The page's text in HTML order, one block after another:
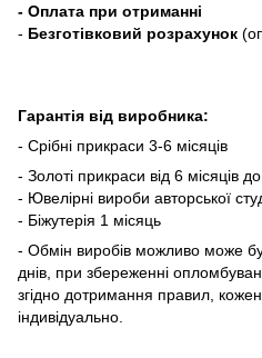
- Оплата при отриманні
- Безготівковий розрахунок
Гарантія від виробника:
- Срібні прикраси 3-6 місяців
- Золоті прикраси від 6 місяців до
- Ювелірні вироби авторської
- Біжутерія 1 місяць
- Обмін виробів можливо може
днів, при збереженні
згідно дотримання правил,
індивідуально.